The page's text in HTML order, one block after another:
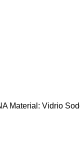
Material: Vidrio